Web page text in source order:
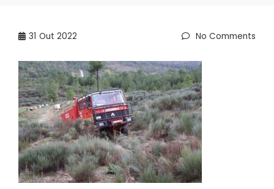
31 Out 2022 No Comments